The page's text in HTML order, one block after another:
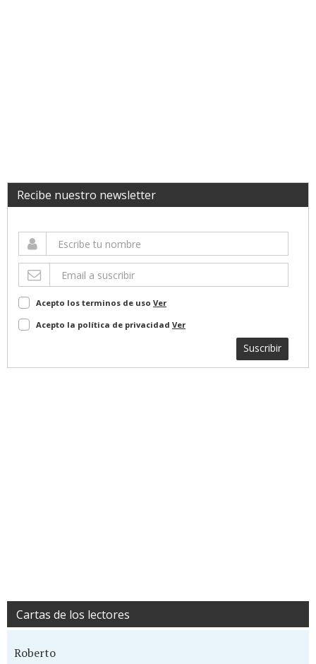
Recibe nuestro newsletter
Acepto los terminos de uso Ver
Acepto la política de privacidad Ver
Suscribir
Cartas de los lectores
Roberto